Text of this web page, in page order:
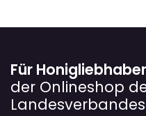
Für
der Onlineshop